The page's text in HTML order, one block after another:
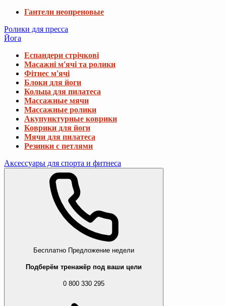
Гантели неопреновые
Ролики для пресса
Йога
Еспандери стрічкові
Масажні м'ячі та ролики
Фітнес м'ячі
Блоки для йоги
Кольца для пилатеса
Массажные мячи
Массажные ролики
Акупунктурные коврики
Коврики для йоги
Мячи для пилатеса
Резинки с петлями
Аксессуары для спорта и фитнеса
Бесплатно Предложение недели
Подберём тренажёр под ваши цели
0 800 330 295